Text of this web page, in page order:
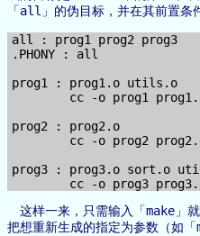
「 all 」的伪目标，并在其前置条
all : prog1 prog2 prog3
.PHONY : all
prog1 : prog1.o utils.o
cc -o prog1
prog2 : prog2.o
cc -o prog2
prog3 : prog3.o sort.o
这样一来，只需输入「 make 」
把想重新生成的指定为参数（如「